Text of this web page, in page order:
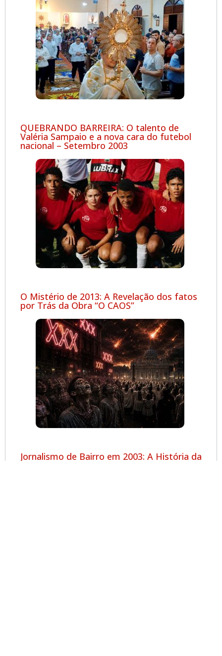
QUEBRANDO BARREIRA: O talento de
Valéria Sampaio e a nova cara do futebol
nacional – Setembro 2003
O Mistério de 2013: A Revelação dos fatos
por Trás da Obra “O CAOS”
Jornalismo de Bairro em 2003: A História da